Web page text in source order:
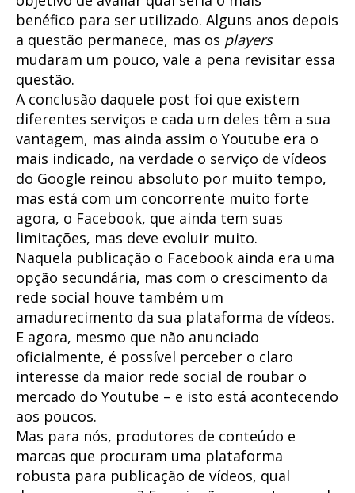
benéfico para ser utilizado. Alguns anos depois
a questão permanece, mas os players
mudaram um pouco, vale a pena revisitar essa
questão.
A conclusão daquele post foi que existem
diferentes serviços e cada um deles têm a sua
vantagem, mas ainda assim o Youtube era o
mais indicado, na verdade o serviço de vídeos
do Google reinou absoluto por muito tempo,
mas está com um concorrente muito forte
agora, o Facebook, que ainda tem suas
limitações, mas deve evoluir muito.
Naquela publicação o Facebook ainda era uma
opção secundária, mas com o crescimento da
rede social houve também um
amadurecimento da sua plataforma de vídeos.
E agora, mesmo que não anunciado
oficialmente, é possível perceber o claro
interesse da maior rede social de roubar o
mercado do Youtube – e isto está acontecendo
aos poucos.
Mas para nós, produtores de conteúdo e
marcas que procuram uma plataforma
robusta para publicação de vídeos, qual